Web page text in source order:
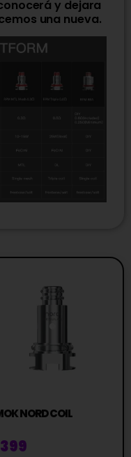
y dejara
una nueva.
NORD COIL
399